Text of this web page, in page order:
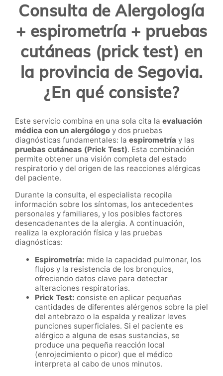
Consulta de Alergología
+ espirometría + pruebas
cutáneas (prick test) en
la provincia de Segovia.
¿En qué consiste?
Este servicio combina en una sola cita la evaluación
médica con un alergólogo y dos pruebas
diagnósticas fundamentales: la espirometría y las
pruebas cutáneas (Prick Test). Esta combinación
permite obtener una visión completa del estado
respiratorio y del origen de las reacciones alérgicas
del paciente.
Durante la consulta, el especialista recopila
información sobre los síntomas, los antecedentes
personales y familiares, y los posibles factores
desencadenantes de la alergia. A continuación,
realiza la exploración física y las pruebas
diagnósticas:
Espirometría: mide la capacidad pulmonar, los
flujos y la resistencia de los bronquios,
ofreciendo datos clave para detectar
alteraciones respiratorias.
Prick Test: consiste en aplicar pequeñas
cantidades de diferentes alérgenos sobre la piel
del antebrazo o la espalda y realizar leves
punciones superficiales. Si el paciente es
alérgico a alguna de esas sustancias, se
produce una pequeña reacción local
(enrojecimiento o picor) que el médico
interpreta al cabo de unos minutos.